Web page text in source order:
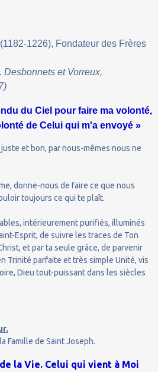
1226), Fondateur des Frères
Desbonnets et Vorreux,
du Ciel pour faire ma volonté,
de Celui qui m'a envoyé »
et bon, par nous-mêmes nous ne
donne-nous de faire ce que nous
toujours ce qui te plaît.
intérieurement purifiés, illuminés
Esprit, de suivre les traces de Ton
et par ta seule grâce, de parvenir
Trinité parfaite et très simple Unité, vis
Dieu tout-puissant dans les siècles
Famille de Saint Joseph.
la Vie. Celui qui vient à Moi